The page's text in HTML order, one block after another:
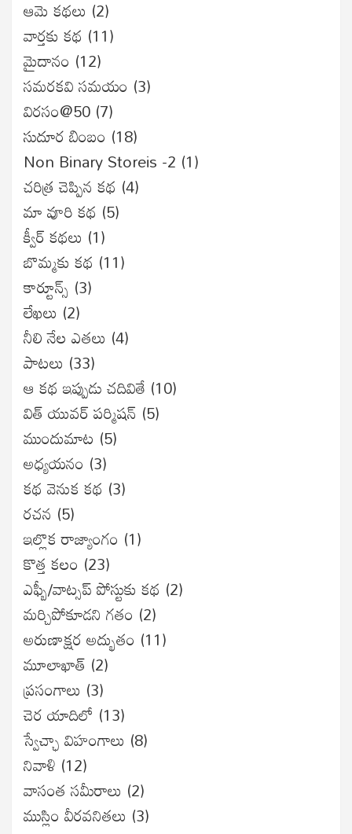
ఆమె కథలు (2)
వార్తకు కథ (11)
మైదానం (12)
సమరకవి సమయం (3)
విరసం@50 (7)
సుదూర బింబం (18)
Non Binary Storeis -2 (1)
చరిత్ర చెప్పిన కథ (4)
మా వూరి కథ (5)
క్వీర్ కథలు (1)
బొమ్మకు కథ (11)
కార్టూన్స్ (3)
లేఖలు (2)
నీలి నేల ఎతలు (4)
పాటలు (33)
ఆ కథ ఇప్పుడు చదివితే (10)
విత్ యువర్ పర్మిషన్ (5)
ముందుమాట (5)
అధ్యయనం (3)
కథ వెనుక కథ (3)
రచన (5)
ఇల్లొక రాజ్యాంగం (1)
కొత్త కలం (23)
ఎఫ్బీ/వాట్సప్ పోస్టుకు కథ (2)
మర్చిపోకూడని గతం (2)
అరుణాక్షర అద్భుతం (11)
మూలాఖాత్ (2)
ప్రసంగాలు (3)
చెర యాదిలో (13)
స్వేచ్ఛా విహంగాలు (8)
నివాళి (12)
వాసంత సమీరాలు (2)
ముస్లిం వీరవనితలు (3)